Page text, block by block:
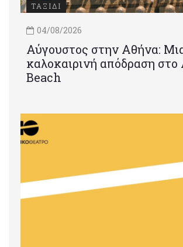
ΤΑΞΙΔΙ
04/08/2026
Αύγουστος στην Αθήνα:
καλοκαιρινή απόδραση
Beach